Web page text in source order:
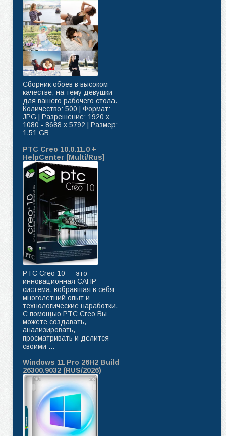
Сборник обоев в высоком
качестве, на тему девушки
для вашего рабочего стола.
Количество: 500 | Формат:
JPG | Разрешение: 1920 x
1080 - 8688 x 5792 | Размер:
1.51 GB
PTC Creo 10.0.11.0 +
HelpCenter [Multi/Rus]
PTC Creo 10 — это
инновационная САПР
система, вобравшая в себя
многолетний опыт и
технологические наработки.
C помощью PTC Creo Вы
можете создавать,
анализировать,
просматривать и делится
своими ...
Windows 11 Pro 26H2 Build
26300.9032 (RUS/2026)